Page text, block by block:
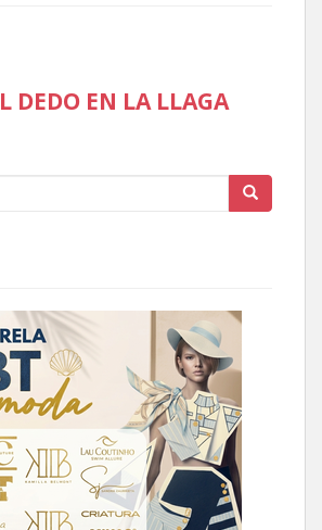
DEDO EN LA LLAGA